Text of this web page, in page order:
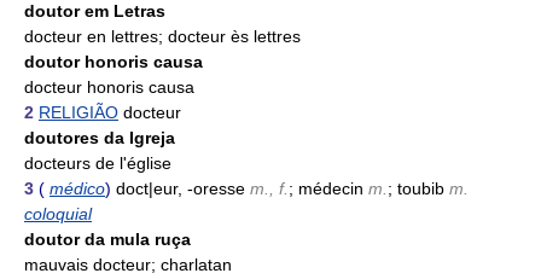
doutor em Letras
docteur en lettres; docteur ès lettres
doutor honoris causa
docteur honoris causa
2 RELIGIÃO docteur
doutores da Igreja
docteurs de l'église
3 ( médico) doct|eur, -oresse m., f. ; médecin m. ; toubib m.
coloquial
doutor da mula ruça
mauvais docteur; charlatan